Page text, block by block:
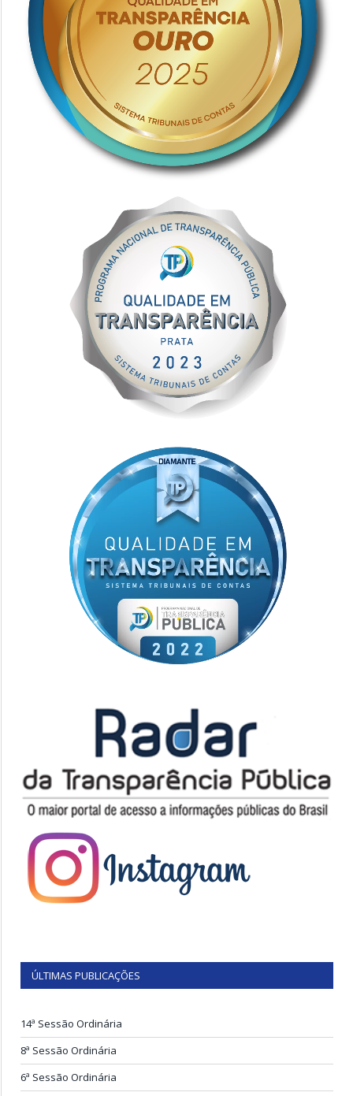
ÚLTIMAS PUBLICAÇÕES
14ª Sessão Ordinária
8ª Sessão Ordinária
6ª Sessão Ordinária